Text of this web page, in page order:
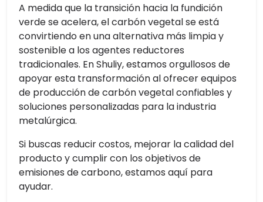
A medida que la transición hacia la fundición
verde se acelera, el carbón vegetal se está
convirtiendo en una alternativa más limpia y
sostenible a los agentes reductores
tradicionales. En Shuliy, estamos orgullosos de
apoyar esta transformación al ofrecer equipos
de producción de carbón vegetal confiables y
soluciones personalizadas para la industria
metalúrgica.
Si buscas reducir costos, mejorar la calidad del
producto y cumplir con los objetivos de
emisiones de carbono, estamos aquí para
ayudar.